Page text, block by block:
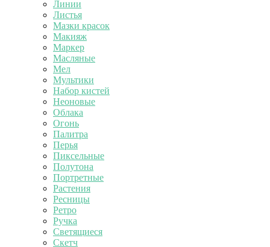
Линии
Листья
Мазки красок
Макияж
Маркер
Масляные
Мел
Мультики
Набор кистей
Неоновые
Облака
Огонь
Палитра
Перья
Пиксельные
Полутона
Портретные
Растения
Ресницы
Ретро
Ручка
Светящиеся
Скетч